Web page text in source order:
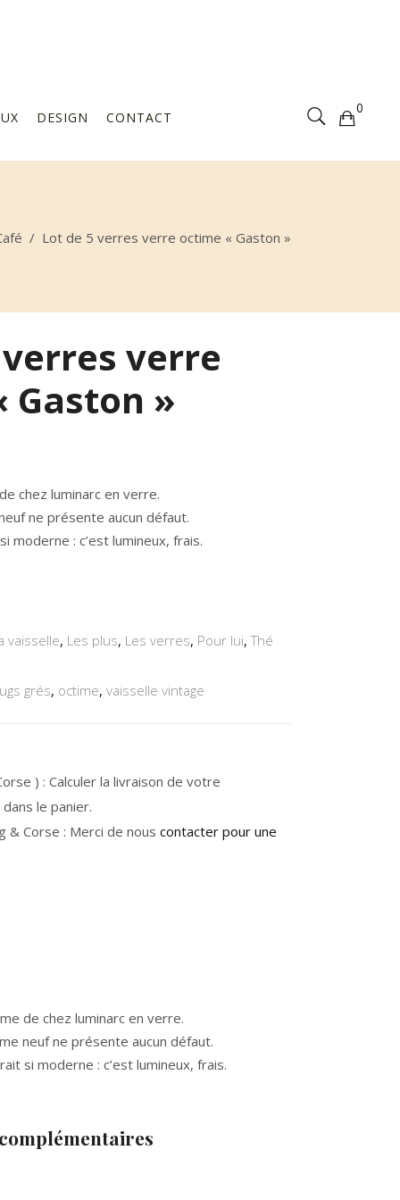
DESIGN CONTACT
0
Votre sélection est vide
/ Lot de 5 verres verre octime « Gaston »
verre
Gaston »
chez luminarc en verre.
ne présente aucun défaut.
moderne : c’est lumineux, frais.
vaisselle, Les plus, Les verres, Pour lui,Thé
grés, octime, vaisselle vintage
) : Calculer la livraison de votre
le panier.
& Corse : Merci de nous contacter pour une
de chez luminarc en verre.
neuf ne présente aucun défaut.
si moderne : c’est lumineux, frais.